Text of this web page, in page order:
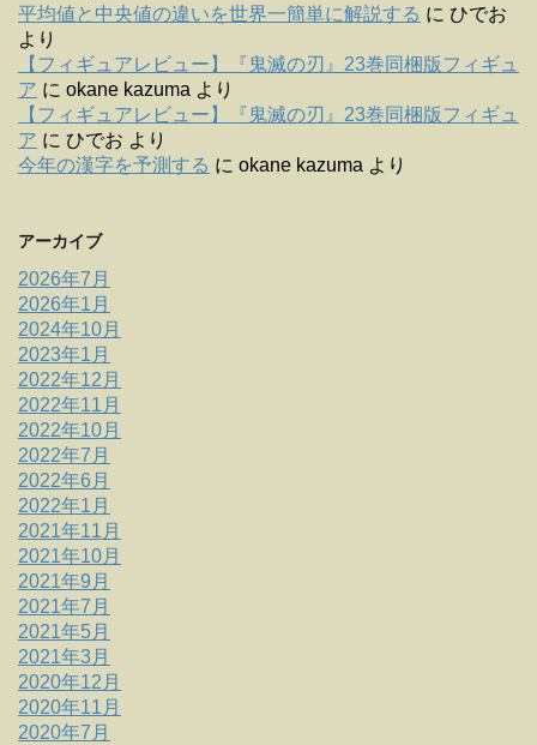
平均値と中央値の違いを世界一簡単に解説する に ひでお
より
【フィギュアレビュー】『鬼滅の刃』23巻同梱版フィギュ
ア に okane kazuma より
【フィギュアレビュー】『鬼滅の刃』23巻同梱版フィギュ
ア に ひでお より
今年の漢字を予測する に okane kazuma より
アーカイブ
2026年7月
2026年1月
2024年10月
2023年1月
2022年12月
2022年11月
2022年10月
2022年7月
2022年6月
2022年1月
2021年11月
2021年10月
2021年9月
2021年7月
2021年5月
2021年3月
2020年12月
2020年11月
2020年7月